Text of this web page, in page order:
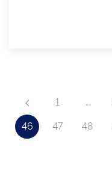
1 …
46 47 48